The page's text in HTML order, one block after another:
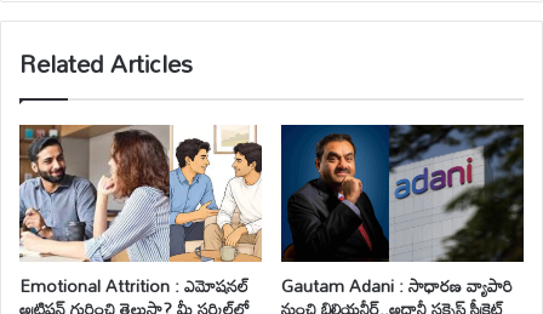
te
Related Articles
Emotional Attrition : ఎమోషనల్ Gautam Adani : సాధారణ వ్యాపారి